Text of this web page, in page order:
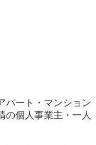
パート・マンション
個人事業主・一人